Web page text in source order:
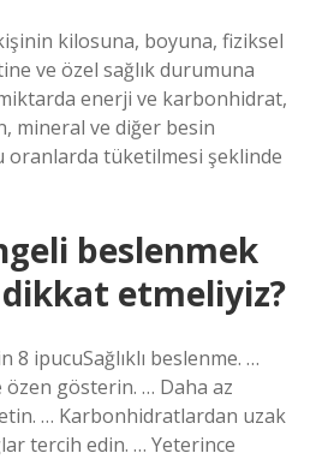
kilosuna, boyuna, fiziksel
ve özel sağlık durumuna
enerji ve karbonhidrat,
mineral ve diğer besin
oranlarda tüketilmesi şeklinde
beslenmek
etmeliyiz?
8 ipucuSağlıklı beslenme. …
gösterin. … Daha az
… Karbonhidratlardan uzak
tercih edin. … Yeterince